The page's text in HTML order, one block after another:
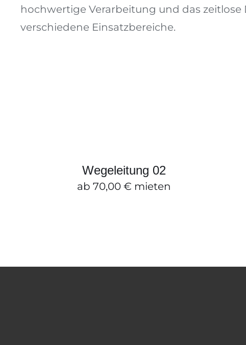
hochwertige Verarbeitung und das
verschiedene Einsatzbereiche.
Wegeleitung 02
ab 70,00 € mieten